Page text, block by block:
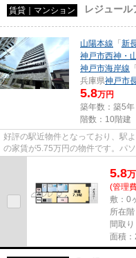
賃貸｜マンション レジュー
山陽本線 「 新
神戸市西神・
神戸市海岸線 「
兵庫県神戸市
5.8万円
築年数：築5年
階数：10階建
好評の駅近物件となっており、駅
の家賃が5.75万円の物件です。パ
5.8万
(管理
敷：0
所在
間取
面積